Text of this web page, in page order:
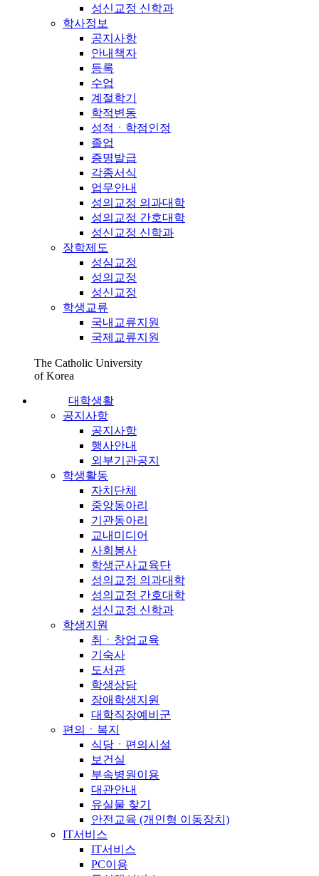
성신교정 신학과
학사정보
공지사항
안내책자
등록
수업
계절학기
학적변동
성적ㆍ학점인정
졸업
증명발급
각종서식
업무안내
성의교정 의과대학
성의교정 간호대학
성신교정 신학과
장학제도
성심교정
성의교정
성신교정
학생교류
국내교류지원
국제교류지원
The Catholic University
of Korea
대학생활
공지사항
공지사항
행사안내
외부기관공지
학생활동
자치단체
중앙동아리
기관동아리
교내미디어
사회봉사
학생군사교육단
성의교정 의과대학
성의교정 간호대학
성신교정 신학과
학생지원
취ㆍ창업교육
기숙사
도서관
학생상담
장애학생지원
대학직장예비군
편의ㆍ복지
식당ㆍ편의시설
보건실
부속병원이용
대관안내
유실물 찾기
안전교육 (개인형 이동장치)
IT서비스
IT서비스
PC이용